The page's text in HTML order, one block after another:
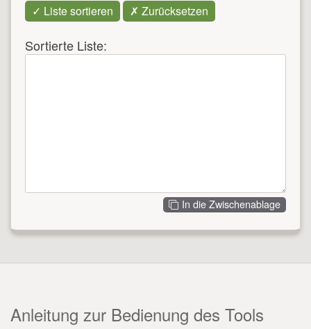
Sortierte Liste:
In die Zwischenablage
Anleitung zur Bedienung des Tools